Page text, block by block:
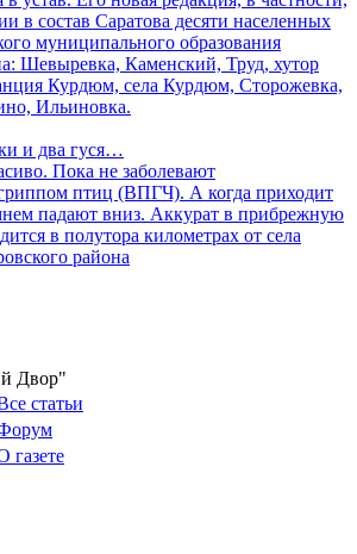
в состав Саратова десяти населенных
муниципального образования
Шевыревка, Каменский, Труд, хутор
Курдюм, села Курдюм, Сторожевка,
Ильиновка.
и два гуся…
Пока не заболевают
птиц (ВПГЧ). А когда приходит
падают вниз. Аккурат в прибрежную
в полутора километрах от села
района
Двор"
статьи
газете